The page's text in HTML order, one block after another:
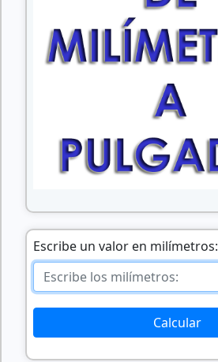
Escribe un valor en milímetros:
Calcular